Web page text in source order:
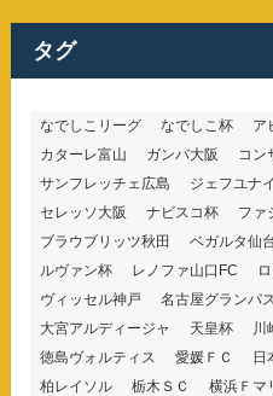
リ
ー
タグ
なでしこリーグ なでしこ杯 ア
カターレ富山
ガンバ大阪 コン
サンフレッチェ広島
ジェフユナ
セレッソ大阪
ナビスコ杯
ファ
ブラウブリッツ秋田
ベガルタ仙
ルヴァン杯
レノファ山口FC
ヴィッセル神戸
名古屋グランパ
大宮アルディージャ
天皇杯
川
徳島ヴォルティス
愛媛ＦＣ 日
柏レイソル
栃木ＳＣ 横浜Ｆマ